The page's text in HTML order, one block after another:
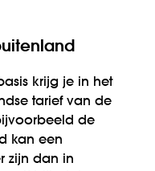
krijg je in het
tarief van de
de
kan een
zijn dan in